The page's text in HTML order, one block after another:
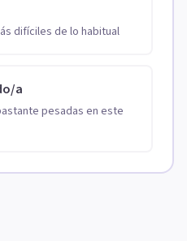
difíciles de lo habitual
a
pesadas en este